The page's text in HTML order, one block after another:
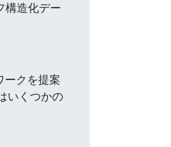
構造化デー
ークを提案
いくつかの